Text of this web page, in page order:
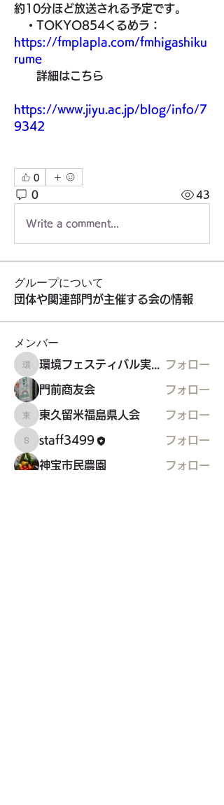
約10分ほど放送される予定です。
・TOKYO854くるめラ：
https://fmplapla.com/fmhigashiku
rume
詳細はこちら
https://www.jiyu.ac.jp/blog/info/7
9342
0
0 43
Write a comment...
グループについて
団体や関連部門が主催する会の情報
メンバー
環境フェスティバル実行委員会
フォロー
門前商友会 フォロー
東久留米福島県人会
東久留米福島県人会 フォロー
staff3499
staff3499 フォロー
神宝市民農園
フォロー